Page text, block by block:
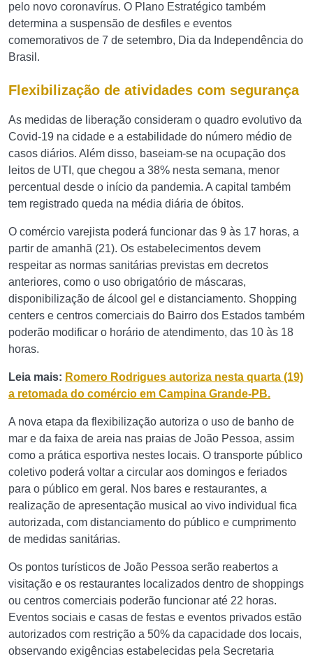
pelo novo coronavírus. O Plano Estratégico também
determina a suspensão de desfiles e eventos
comemorativos de 7 de setembro, Dia da Independência do
Brasil.
Flexibilização de atividades com segurança
As medidas de liberação consideram o quadro evolutivo da
Covid-19 na cidade e a estabilidade do número médio de
casos diários. Além disso, baseiam-se na ocupação dos
leitos de UTI, que chegou a 38% nesta semana, menor
percentual desde o início da pandemia. A capital também
tem registrado queda na média diária de óbitos.
O comércio varejista poderá funcionar das 9 às 17 horas, a
partir de amanhã (21). Os estabelecimentos devem
respeitar as normas sanitárias previstas em decretos
anteriores, como o uso obrigatório de máscaras,
disponibilização de álcool gel e distanciamento. Shopping
centers e centros comerciais do Bairro dos Estados também
poderão modificar o horário de atendimento, das 10 às 18
horas.
Leia mais: Romero Rodrigues autoriza nesta quarta (19)
a retomada do comércio em Campina Grande-PB.
A nova etapa da flexibilização autoriza o uso de banho de
mar e da faixa de areia nas praias de João Pessoa, assim
como a prática esportiva nestes locais. O transporte público
coletivo poderá voltar a circular aos domingos e feriados
para o público em geral. Nos bares e restaurantes, a
realização de apresentação musical ao vivo individual fica
autorizada, com distanciamento do público e cumprimento
de medidas sanitárias.
Os pontos turísticos de João Pessoa serão reabertos a
visitação e os restaurantes localizados dentro de shoppings
ou centros comerciais poderão funcionar até 22 horas.
Eventos sociais e casas de festas e eventos privados estão
autorizados com restrição a 50% da capacidade dos locais,
observando exigências estabelecidas pela Secretaria